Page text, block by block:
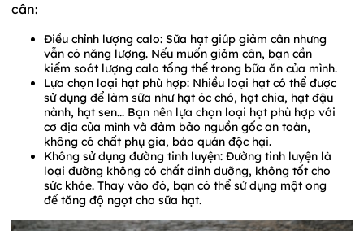
cân:
Điều chỉnh lượng calo: Sữa hạt giúp giảm cân nhưng
vẫn có năng lượng. Nếu muốn giảm cân, bạn cần
kiểm soát lượng calo tổng thể trong bữa ăn của mình.
Lựa chọn loại hạt phù hợp: Nhiều loại hạt có thể được
sử dụng để làm sữa như hạt óc chó, hạt chia, hạt đậu
nành, hạt sen... Bạn nên lựa chọn loại hạt phù hợp với
cơ địa của mình và đảm bảo nguồn gốc an toàn,
không có chất phụ gia, bảo quản độc hại.
Không sử dụng đường tinh luyện: Đường tinh luyện là
loại đường không có chất dinh dưỡng, không tốt cho
sức khỏe. Thay vào đó, bạn có thể sử dụng mật ong
để tăng độ ngọt cho sữa hạt.